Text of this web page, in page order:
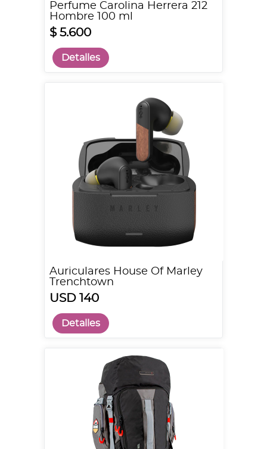
Perfume Carolina Herrera 212
Hombre 100 ml
$ 5.600
Detalles
Auriculares House Of Marley
Trenchtown
USD 140
Detalles